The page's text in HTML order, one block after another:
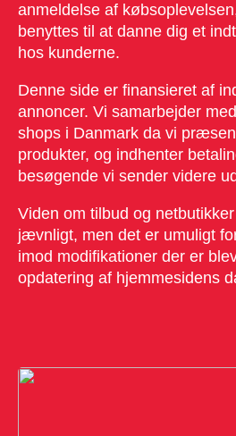
anmeldelse af
benyttes til at danne dig et
hos kunderne.
Denne side er finansieret af
annoncer. Vi samarbejder
shops i Danmark da vi
produkter, og indhenter
besøgende vi sender videre
Viden om tilbud og
jævnligt, men det er umuligt
imod modifikationer der er
opdatering af hjemmesidens